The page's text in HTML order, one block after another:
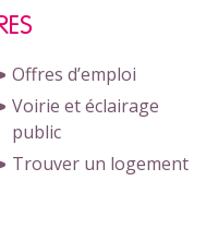
Offres d’emploi
Voirie et éclairage
public
Trouver un logement